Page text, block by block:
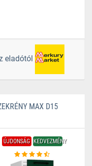
eladótól
MAX D15
ÚJDONSÁG KEDVEZMÉNY